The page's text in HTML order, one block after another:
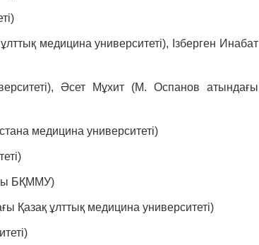
медицина университеті), Ізберген Инабат
Әсет Мұхит (М. Оспанов атындағы
медицина университеті)
БҚММУ)
Қазақ ұлттық медицина университеті)